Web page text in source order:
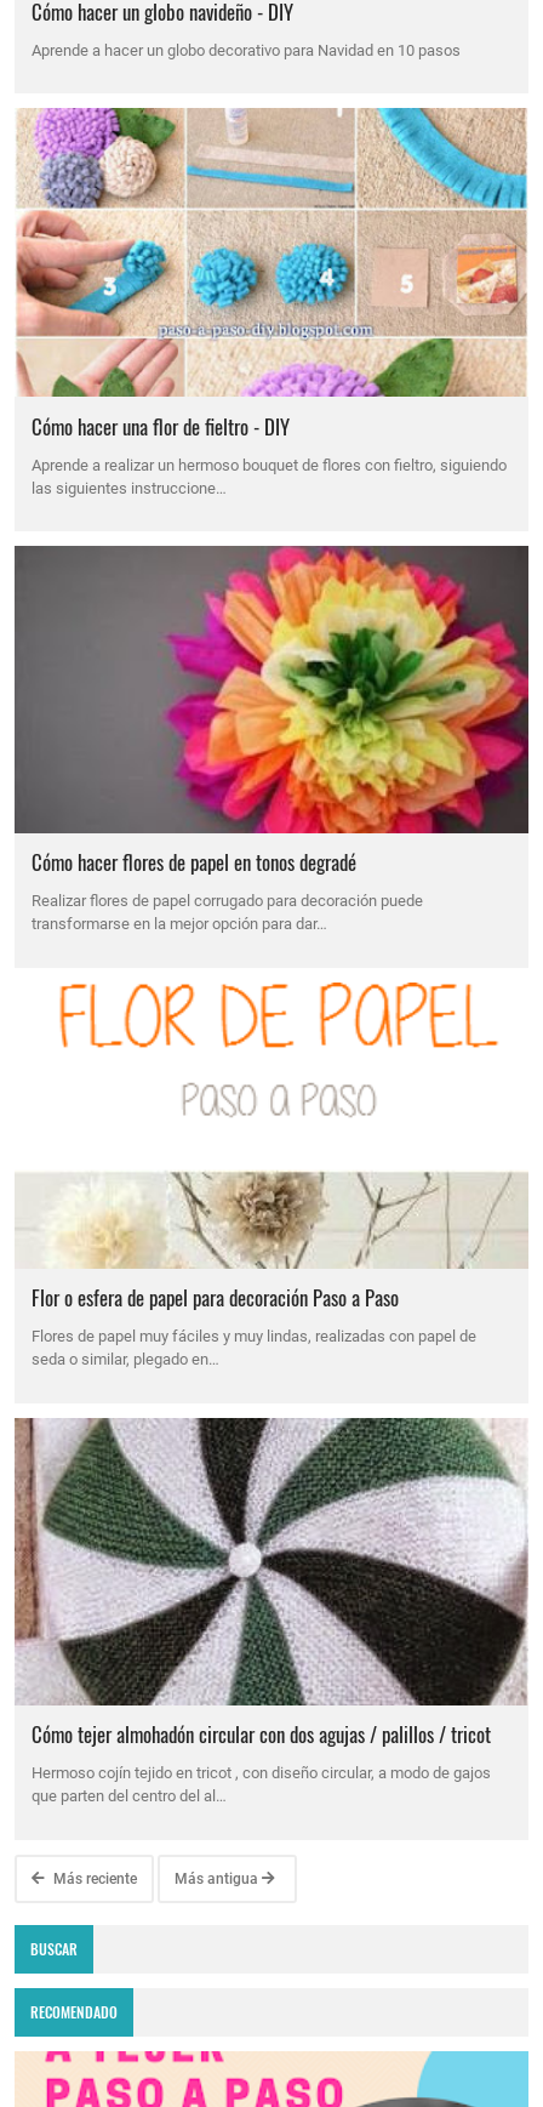
Cómo hacer un globo navideño - DIY
Aprende a hacer un globo decorativo para Navidad en 10 pasos
Cómo hacer una flor de fieltro - DIY
Aprende a realizar un hermoso bouquet de flores con fieltro, siguiendo
las siguientes instruccione…
Cómo hacer flores de papel en tonos degradé
Realizar flores de papel corrugado para decoración puede
transformarse en la mejor opción para dar…
Flor o esfera de papel para decoración Paso a Paso
Flores de papel muy fáciles y muy lindas, realizadas con papel de
seda o similar, plegado en…
Cómo tejer almohadón circular con dos agujas / palillos / tricot
Hermoso cojín tejido en tricot , con diseño circular, a modo de gajos
que parten del centro del al…
Más reciente Más antigua
BUSCAR
RECOMENDADO